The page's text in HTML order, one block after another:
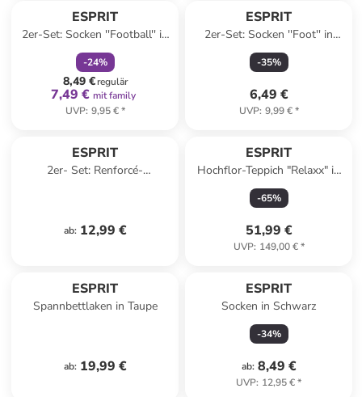
ESPRIT
2er-Set: Socken ''Football'' in
Dunkelblau
-24%
8,49 €regulär
7,49 € mit family
UVP: 9,95 €*
ESPRIT
2er-Set: Socken ''Foot'' in
Mint
-35%
6,49 €
UVP: 9,99 €*
ESPRIT
2er- Set: Renforcé-
ab: 12,99 €
ESPRIT
Hochflor-Teppich "Relaxx" in
Grün
-65%
51,99 €
UVP: 149,00 €*
ESPRIT
Spannbettlaken in Taupe
ab: 19,99 €
ESPRIT
Socken in Schwarz
-34%
ab: 8,49 €
UVP: 12,95 €*